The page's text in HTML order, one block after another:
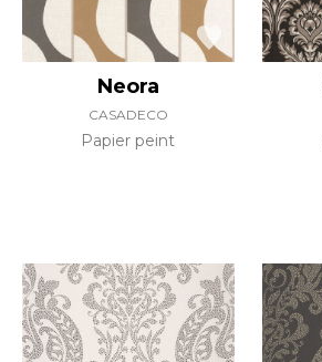
Neora
CASADECO
Papier peint